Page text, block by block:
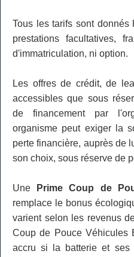
Tous les tarifs sont donnés
prestations facultatives,
d'immatriculation, ni option.
Les offres de crédit, de
accessibles que sous
de financement par
organisme peut exiger la
perte financière, auprès de
son choix, sous réserve de
Une
Prime Coup de
remplace le bonus
varient selon les revenus
Coup de Pouce Véhicules
accru si la batterie et ses